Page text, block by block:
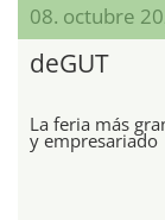
08. octubre
deGUT
La feria más
y empresariado